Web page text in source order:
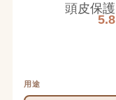
頭皮保護
5.8
用途